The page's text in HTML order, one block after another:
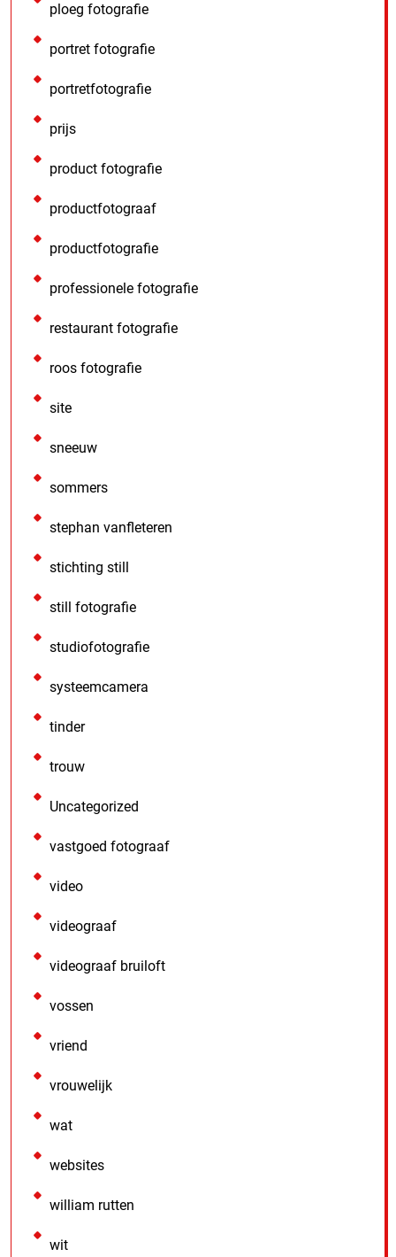
ploeg fotografie
portret fotografie
portretfotografie
prijs
product fotografie
productfotograaf
productfotografie
professionele fotografie
restaurant fotografie
roos fotografie
site
sneeuw
sommers
stephan vanfleteren
stichting still
still fotografie
studiofotografie
systeemcamera
tinder
trouw
Uncategorized
vastgoed fotograaf
video
videograaf
videograaf bruiloft
vossen
vriend
vrouwelijk
wat
websites
william rutten
wit